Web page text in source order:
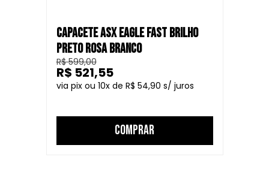
CAPACETE ASX EAGLE FAST BRILHO
PRETO ROSA BRANCO
R$ 599,00
10
R$ 54,90
R$ 521,55
COMPRAR